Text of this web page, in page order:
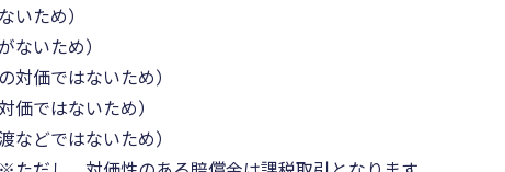
ため）
いため）
価ではないため）
ではないため）
などではないため）